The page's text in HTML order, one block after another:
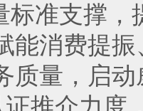
标准支撑
能消费提
质量，启